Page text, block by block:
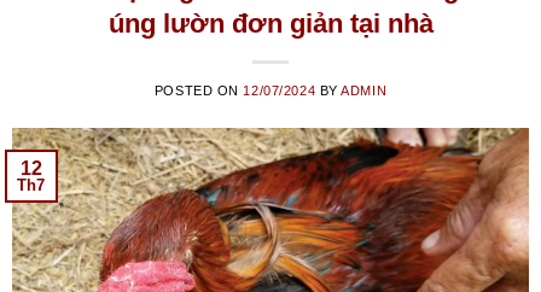
úng lườn đơn giản tại nhà
POSTED ON 12/07/2024 BYADMIN
12
Th7